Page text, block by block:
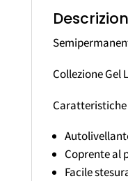
Collezione Gel
Coprente al
Facile